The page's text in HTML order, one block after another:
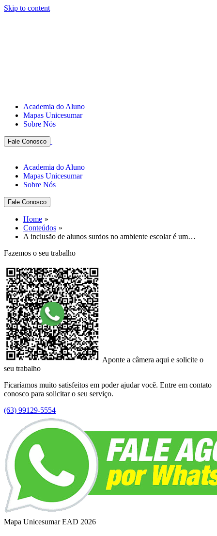
Skip to content
Academia do Aluno
Mapas Unicesumar
Sobre Nós
Fale Conosco
Academia do Aluno
Mapas Unicesumar
Sobre Nós
Fale Conosco
Home
Conteúdos
A inclusão de alunos surdos no ambiente escolar é um…
Fazemos o seu trabalho
Aponte a câmera aqui e solicite o
seu trabalho
Ficaríamos muito satisfeitos em poder ajudar você. Entre em contato
conosco para solicitar o seu serviço.
(63) 99129-5554
Mapa Unicesumar EAD 2026